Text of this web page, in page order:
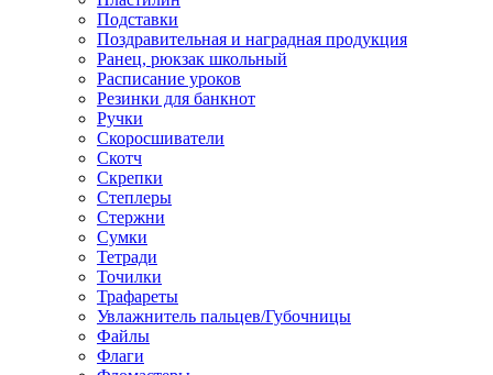
Подставки
Поздравительная и наградная продукция
Ранец, рюкзак школьный
Расписание уроков
Резинки для банкнот
Ручки
Скоросшиватели
Скотч
Скрепки
Степлеры
Стержни
Сумки
Тетради
Точилки
Трафареты
Увлажнитель пальцев/Губочницы
Файлы
Флаги